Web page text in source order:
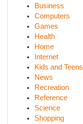
Business
Computers
Games
Health
Home
Internet
Kids and Teens
News
Recreation
Reference
Science
Shopping